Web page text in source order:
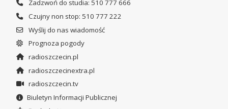
Zadzwoń do studia: 510 777 666
Czujny non stop: 510 777 222
Wyślij do nas wiadomość
Prognoza pogody
radioszczecin.pl
radioszczecinextra.pl
radioszczecin.tv
Biuletyn Informacji Publicznej